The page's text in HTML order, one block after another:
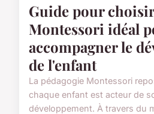
Guide pour
Montessori idéal
accompagner le
de l'enfant
La pédagogie Montessori
chaque enfant est acteur de
développement. À travers du